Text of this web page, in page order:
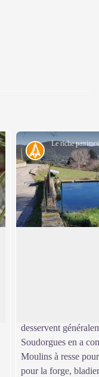
Histoire
desservent
Soudorgues en a
Moulins à resse
pour la forge,